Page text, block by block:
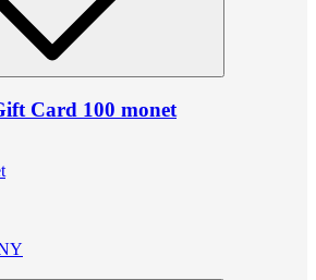
Card 100 monet